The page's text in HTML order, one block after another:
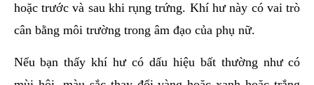
hoặc trước và sau khi rụng trứng. Khí hư này có vai trò
cân bằng môi trường trong âm đạo của phụ nữ.
Nếu bạn thấy khí hư có dấu hiệu bất thường như có